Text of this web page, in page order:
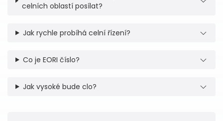
celních oblastí posílat?
Jak rychle probíhá celní řízení?
Co je EORI číslo?
Jak vysoké bude clo?